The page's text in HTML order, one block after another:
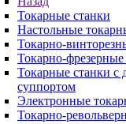
Токарные станки
Настольные
Токарно-
Токарно-фрезерные
Токарные станки с
суппортом
Электронные
Токарно-